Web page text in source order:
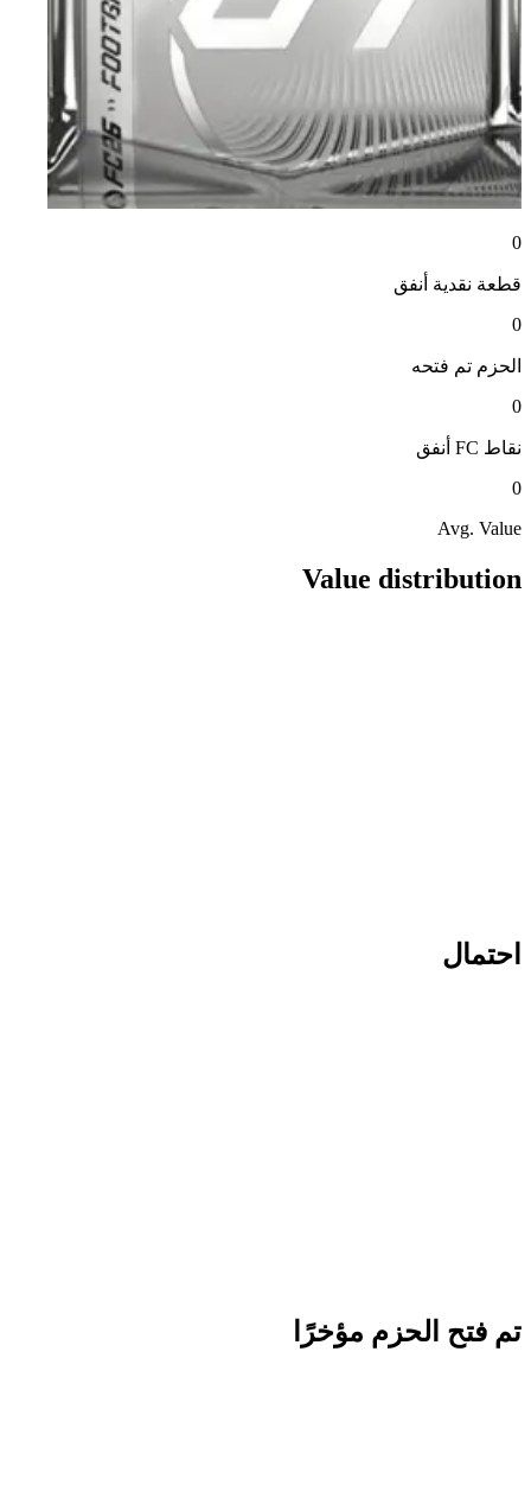
0
قطعة نقدية أنفق
0
الحزم تم فتحه
0
نقاط FC
أنفق
0
Avg. Value
Value distribution
احتمال
تم فتح الحزم مؤخرًا